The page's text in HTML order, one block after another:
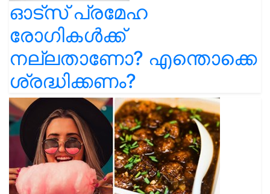
ഓട്സ് പ്രമേഹ
രോഗികൾക്ക്
നല്ലതാണോ? എന്തൊക്കെ
ശ്രദ്ധിക്കണം?